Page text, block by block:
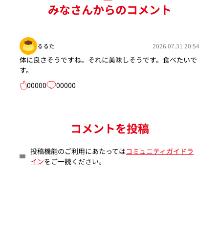
みなさんからのコメント
るるた 2026.07.31 20:54
体に良さそうですね。それに美味しそうです。食べたいで
す。
00000
00000
コメントを投稿
投稿機能のご利用にあたってはコミュニティガイドラ
インをご一読ください。